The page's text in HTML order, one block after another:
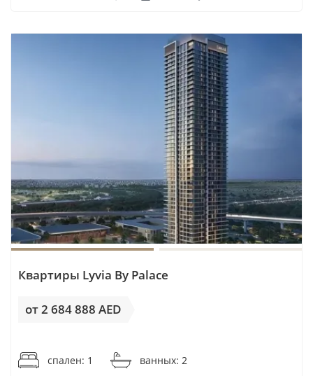
Медианная аренда района — 110 000 AED в год по
730 объявлениям. Валовая доходность
долгосрочной аренды оценивается в 5,8%
годовых. Это оценка рынка, не гарантия: итог
владельца зависит от периода простоя, расходов
на содержание, меблировки и условий
управления объектом. Для контекста можно
сопоставить район сBusiness Bay,Dubai Hills Estate
иDubai Marina.
Риски покупки: четыре пункта до
медианы реальных сделок DLD по готовому
Квартиры Lyvia By Palace
от 2 684 888 AED
спален: 1
ванных: 2